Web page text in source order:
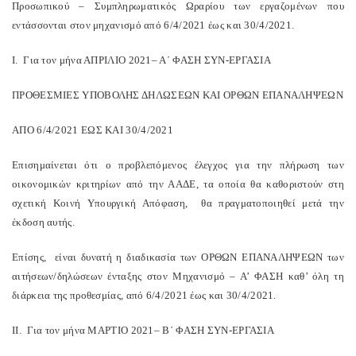
Προσωπικού – Συμπληρωματικός Ωραρίου των εργαζομένων που
εντάσσονται στον μηχανισμό από 6/4/2021 έως και 30/4/2021.
Ι. Για τον μήνα ΑΠΡΙΛΙΟ 2021– Α΄ ΦΑΣΗ ΣΥΝ-ΕΡΓΑΣΙΑ
ΠΡΟΘΕΣΜΙΕΣ ΥΠΟΒΟΛΗΣ ΔΗΛΩΣΕΩΝ ΚΑΙ ΟΡΘΩΝ ΕΠΑΝΑΛΗΨΕΩΝ
ΑΠΟ 6/4/2021 ΕΩΣ ΚΑΙ 30/4/2021
Επισημαίνεται ότι ο προβλεπόμενος έλεγχος για την πλήρωση των
οικονομικών κριτηρίων από την ΑΑΔΕ, τα οποία θα καθοριστούν στη
σχετική Κοινή Υπουργική Απόφαση, θα πραγματοποιηθεί μετά την
έκδοση αυτής.
Επίσης, είναι δυνατή η διαδικασία των ΟΡΘΩΝ ΕΠΑΝΑΛΗΨΕΩΝ των
αιτήσεων/δηλώσεων ένταξης στον Μηχανισμό – Α’ ΦΑΣΗ καθ’ όλη τη
διάρκεια της προθεσμίας, από 6/4/2021 έως και 30/4/2021.
ΙΙ. Για τον μήνα ΜΑΡΤΙΟ 2021– Β΄ ΦΑΣΗ ΣΥΝ-ΕΡΓΑΣΙΑ